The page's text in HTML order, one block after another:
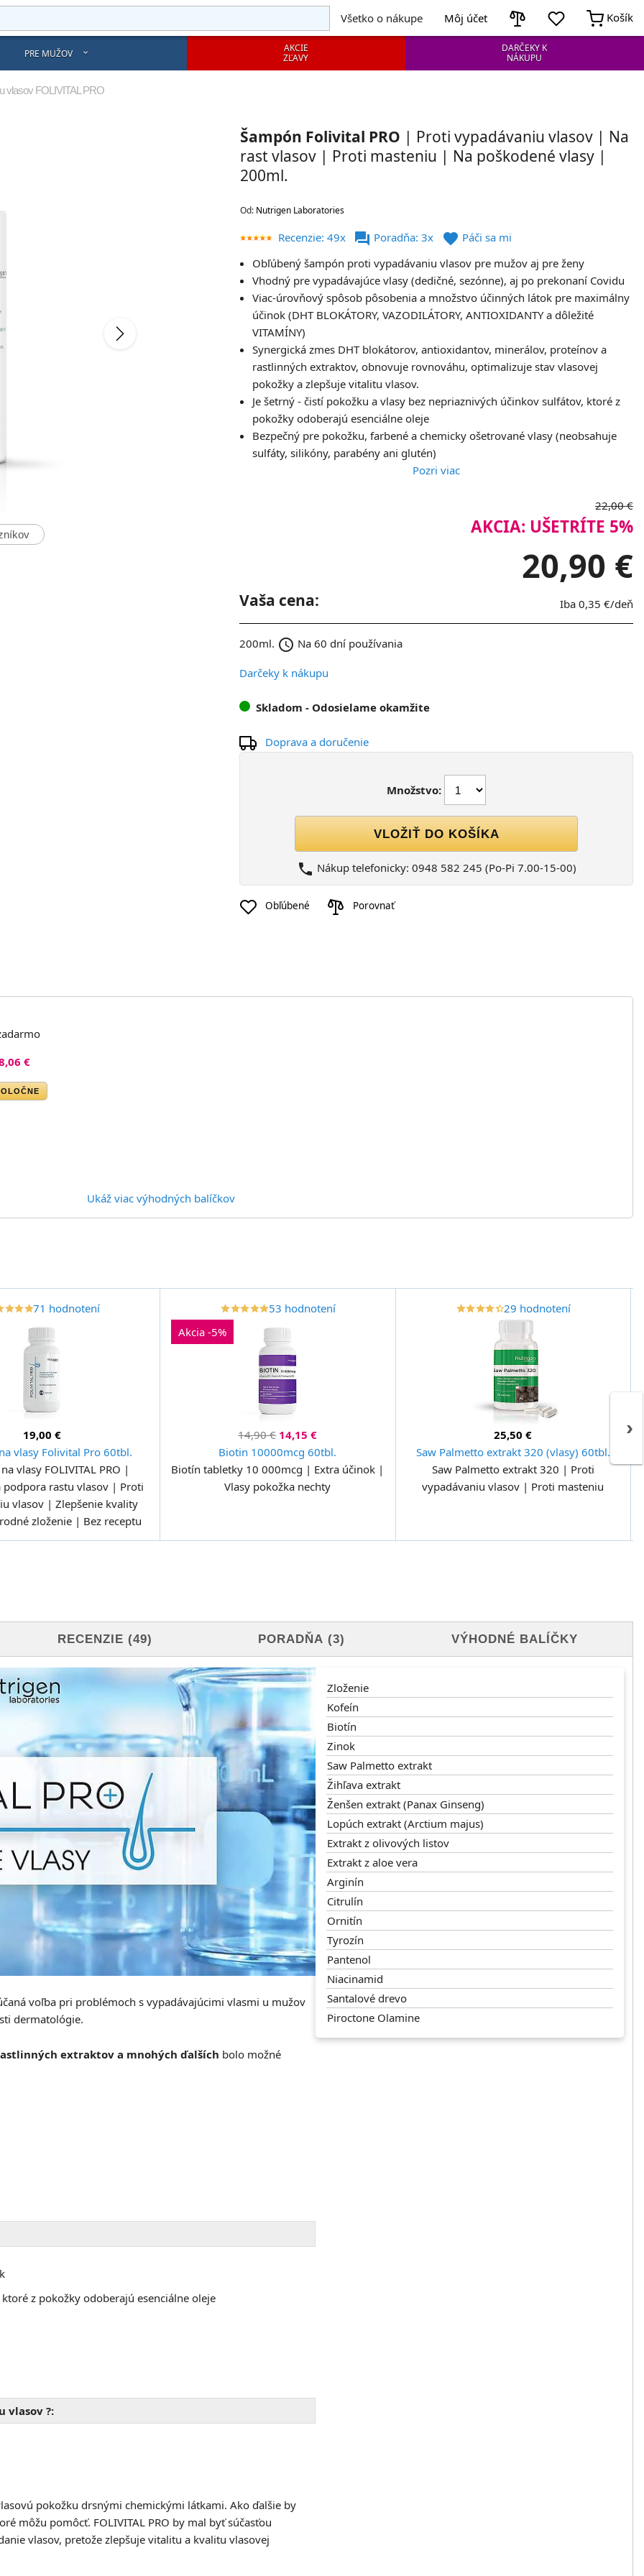
Všetko o nákupe Môj účet Košík
PRE MUŽOV
AKCIE
ZĽAVY
DARČEKY K
NÁKUPU
vlasov FOLIVITAL PRO
Šampón Folivital PRO | Proti vypadávaniu vlasov | Na
rast vlasov | Proti masteniu | Na poškodené vlasy |
200ml.
Od: Nutrigen Laboratories
Recenzie: 49x forum Poradňa: 3x favorite Páči sa mi
Obľúbený šampón proti vypadávaniu vlasov pre mužov aj pre ženy
Vhodný pre vypadávajúce vlasy (dedičné, sezónne), aj po prekonaní Covidu
Viac-úrovňový spôsob pôsobenia a množstvo účinných látok pre maximálny
účinok (DHT BLOKÁTORY, VAZODILÁTORY, ANTIOXIDANTY a dôležité
VITAMÍNY)
Synergická zmes DHT blokátorov, antioxidantov, minerálov, proteínov a
rastlinných extraktov, obnovuje rovnováhu, optimalizuje stav vlasovej
pokožky a zlepšuje vitalitu vlasov.
Je šetrný - čistí pokožku a vlasy bez nepriaznivých účinkov sulfátov, ktoré z
pokožky odoberajú esenciálne oleje
Bezpečný pre pokožku, farbené a chemicky ošetrované vlasy (neobsahuje
sulfáty, silikóny, parabény ani glutén)
Pozri viac
22,00 €
AKCIA: UŠETRÍTE 5%
Vaša cena:
20,90 €
Iba 0,35 €/deň
200ml. schedule Na 60 dní používania
Darčeky k nákupu
Skladom - Odosielame okamžite
Doprava a doručenie
Množstvo:
VLOŽIŤ DO KOŠÍKA
phone Nákup telefonicky: 0948 582 245 (Po-Pi 7.00-15-00)
Obľúbené Porovnať
€
Ukáž viac výhodných balíčkov
star_borderstar_borderstar_border
starstarstar71 hodnotení
19,00 €
vlasy Folivital Pro 60tbl.
vlasy FOLIVITAL PRO |
podpora rastu vlasov | Proti
vlasov | Zlepšenie kvality
zloženie | Bez receptu
star_borderstar_borderstar_borderstar_borderstar_border
starstarstarstarstar53 hodnotení
Akcia -5%
14,90 € 14,15 €
Biotin 10000mcg 60tbl.
Biotín tabletky 10 000mcg | Extra účinok |
Vlasy pokožka nechty
star_borderstar_borderstar_borderstar_borderstar_border
starstarstarstarstar29 hodnotení
25,50 €
Saw Palmetto extrakt 320 (vlasy) 60tbl.
Saw Palmetto extrakt 320 | Proti
vypadávaniu vlasov | Proti masteniu
›
RECENZIE (49) PORADŇA (3) VÝHODNÉ BALÍČKY
voľba pri problémoch s vypadávajúcimi vlasmi u mužov
dermatológie.
extraktov a mnohých ďalších bolo možné
z pokožky odoberajú esenciálne oleje
vlasov ?:
pokožku drsnými chemickými látkami. Ako ďalšie by
môžu pomôcť. FOLIVITAL PRO by mal byť súčasťou
vlasov, pretože zlepšuje vitalitu a kvalitu vlasovej
Zloženie
Kofeín
Biotín
Zinok
Saw Palmetto extrakt
Žihľava extrakt
Ženšen extrakt (Panax Ginseng)
Lopúch extrakt (Arctium majus)
Extrakt z olivových listov
Extrakt z aloe vera
Arginín
Citrulín
Ornitín
Tyrozín
Pantenol
Niacinamid
Santalové drevo
Piroctone Olamine